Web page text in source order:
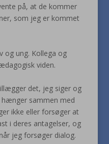
på, at de kommer
som jeg er kommet
og ung. Kollega og
viden.
det, jeg siger og
sammen med
ikke eller forsøger at
i deres antagelser, og
jeg forsøger dialog.